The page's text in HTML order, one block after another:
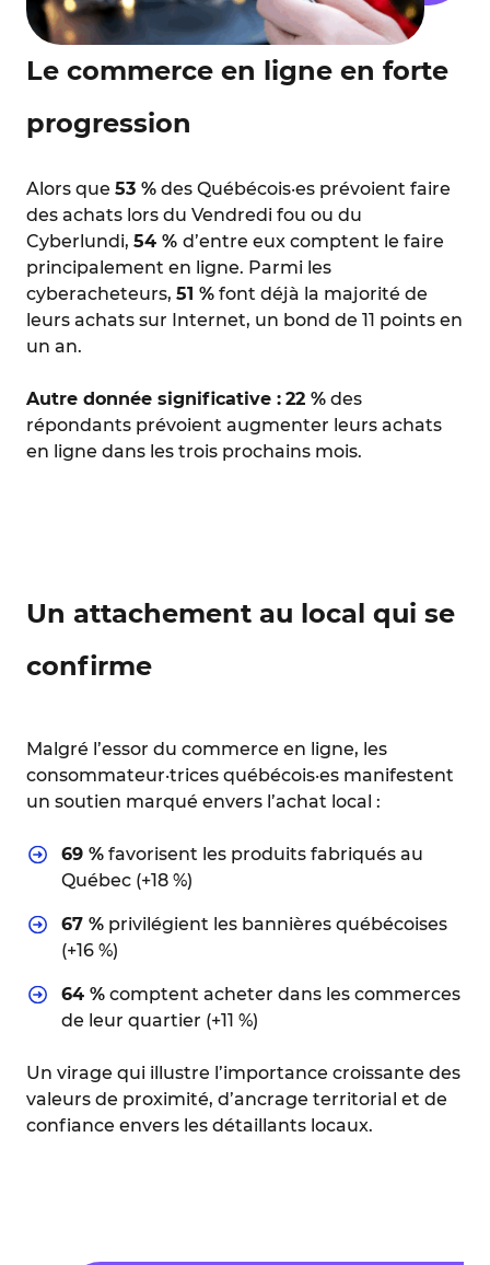
Le commerce en ligne en forte
progression
Alors que 53 % des Québécois·es prévoient faire
des achats lors du Vendredi fou ou du
Cyberlundi, 54 % d’entre eux comptent le faire
principalement en ligne. Parmi les
cyberacheteurs, 51 % font déjà la majorité de
leurs achats sur Internet, un bond de 11 points en
un an.
Autre donnée significative : 22 % des
répondants prévoient augmenter leurs achats
en ligne dans les trois prochains mois.
Un attachement au local qui se
confirme
Malgré l’essor du commerce en ligne, les
consommateur·trices québécois·es manifestent
un soutien marqué envers l’achat local :
69 % favorisent les produits fabriqués au
Québec (+18 %)
67 % privilégient les bannières québécoises
(+16 %)
64 % comptent acheter dans les commerces
de leur quartier (+11 %)
Un virage qui illustre l’importance croissante des
valeurs de proximité, d’ancrage territorial et de
confiance envers les détaillants locaux.